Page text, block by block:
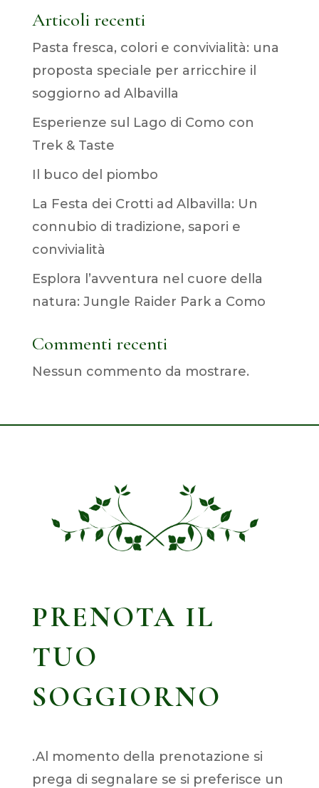
Articoli recenti
Pasta fresca, colori e convivialità: una
proposta speciale per arricchire il
soggiorno ad Albavilla
Esperienze sul Lago di Como con
Trek & Taste
Il buco del piombo
La Festa dei Crotti ad Albavilla: Un
connubio di tradizione, sapori e
convivialità
Esplora l’avventura nel cuore della
natura: Jungle Raider Park a Como
Commenti recenti
Nessun commento da mostrare.
PRENOTA IL
TUO
SOGGIORNO
.Al momento della prenotazione si
prega di segnalare se si preferisce un